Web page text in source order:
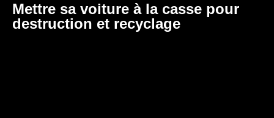
Mettre sa voiture à la casse pour
destruction et recyclage